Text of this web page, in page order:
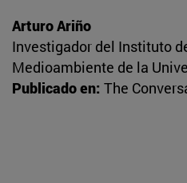
Arturo Ariño
Investigador del Instituto
Medioambiente de la
Publicado en: The